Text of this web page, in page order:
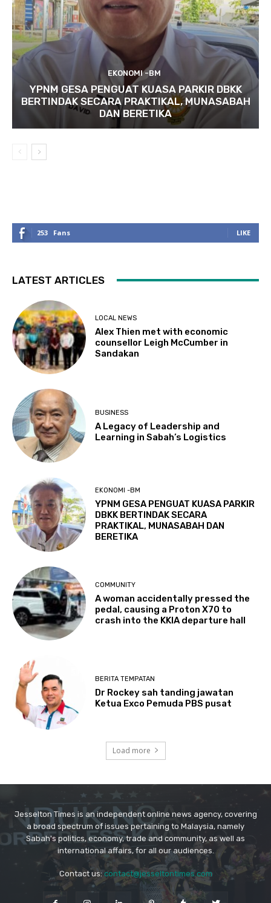
Jesselton Times is an independent online news agency, covering
a broad spectrum of issues pertaining to Malaysia, namely
Sabah's politics, economy, trade and community, as well as
international affairs, for all our audiences.
Contact us:contact@jesseltontimes.com